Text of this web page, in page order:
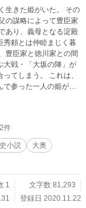
秀頼とは仲睦まじく暮
大戦・「大坂の陣」が
う。 これは、
で参った一人の姫が、
この話は史
件
小説
大奥
1
文字数 81,293
登録日 2020.11.22